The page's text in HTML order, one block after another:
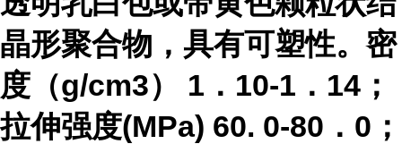
晶形聚合物，具有可塑性。密
度（g/cm3） 1．10-1．14；
拉伸强度(MPa) 60. 0-80．0；